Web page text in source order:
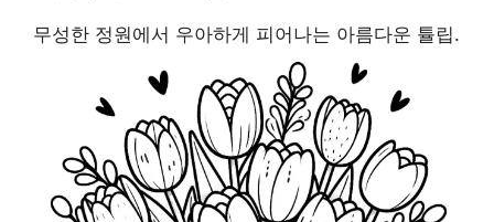
무성한 정원에서 우아하게 피어나는 아름다운 튤립.